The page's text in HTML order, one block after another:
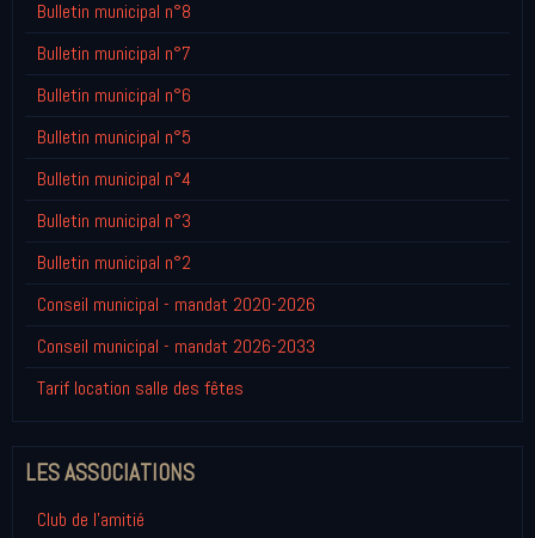
Bulletin municipal n°8
Bulletin municipal n°7
Bulletin municipal n°6
Bulletin municipal n°5
Bulletin municipal n°4
Bulletin municipal n°3
Bulletin municipal n°2
Conseil municipal - mandat 2020-2026
Conseil municipal - mandat 2026-2033
Tarif location salle des fêtes
LES ASSOCIATIONS
Club de l'amitié